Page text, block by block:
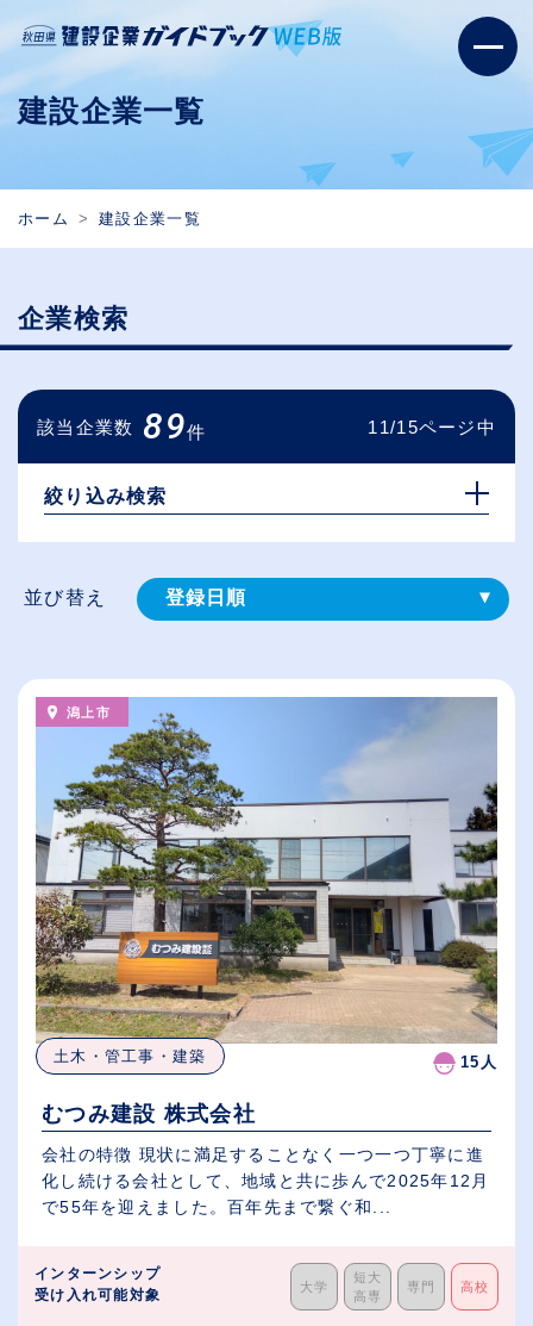
建設企業一覧
ホーム 建設企業一覧
企業検索
該当企業数 89件 11/15ページ中
絞り込み検索
並び替え 登録⽇順
（⾼卒の給与を基準）
従業員が多い順
休日数が多い順
潟上市
土木・管工事・建築 15人
むつみ建設 株式会社
会社の特徴 現状に満足することなく一つ一つ丁寧に進
化し続ける会社として、地域と共に歩んで2025年12月
で55年を迎えました。百年先まで繋ぐ和...
インターンシップ
受け入れ可能対象
大学
短大
高専
専門 高校